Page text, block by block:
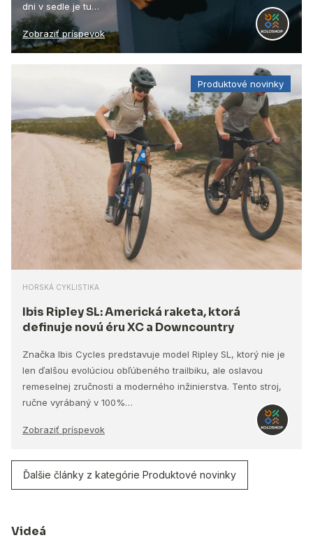
dni v sedle je tu…
Zobraziť príspevok
Produktové novinky
HORSKÁ CYKLISTIKA
Ibis Ripley SL: Americká raketa, ktorá
definuje novú éru XC a Downcountry
Značka Ibis Cycles predstavuje model Ripley SL, ktorý nie je
len ďalšou evolúciou obľúbeného trailbiku, ale oslavou
remeselnej zručnosti a moderného inžinierstva. Tento stroj,
ručne vyrábaný v 100%…
Zobraziť príspevok
Ďalšie články z kategórie Produktové novinky
Videá